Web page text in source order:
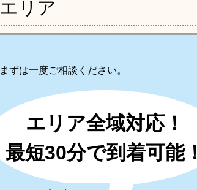
リア
ずは一度ご相談ください。
エリア全域対応！
最短30分で到着可能！